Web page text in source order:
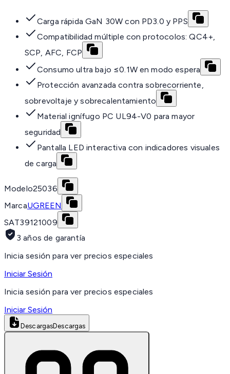
Carga rápida GaN 30W con PD3.0 y PPS
Compatibilidad múltiple con protocolos: QC4+,
SCP, AFC, FCP
Consumo ultra bajo ≤0.1W en modo espera
Protección avanzada contra sobrecorriente,
sobrevoltaje y sobrecalentamiento
Material ignífugo PC UL94-V0 para mayor
seguridad
Pantalla LED interactiva con indicadores visuales
de carga
Modelo25036
MarcaUGREEN
SAT39121009
3 años de garantía
Inicia sesión para ver precios especiales
Iniciar Sesión
Inicia sesión para ver precios especiales
Iniciar Sesión
DescargasDescargas